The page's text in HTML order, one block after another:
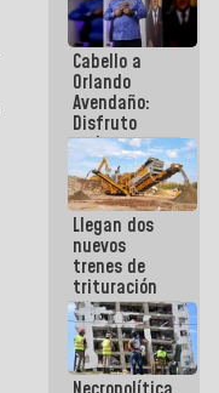
Cabello a
Orlando
Avendaño:
Disfruto
cada vez
que escribes
porque lo
que haces
es
embarrarla
Llegan dos
nuevos
trenes de
trituración
para
optimizar
manejo de
escombros